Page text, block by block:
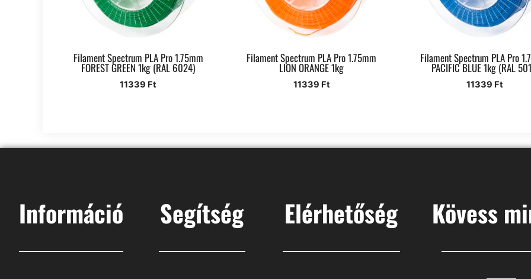
Filament Spectrum PLA Pro 1.75mm
FOREST GREEN 1kg (RAL 6024)
11339 Ft
Filament Spectrum PLA Pro 1.75mm
LION ORANGE 1kg
11339 Ft
Filament Spectrum PLA Pro
PACIFIC BLUE 1kg (RAL
11339 Ft
Információ Segítség Elérhetőség Kövess